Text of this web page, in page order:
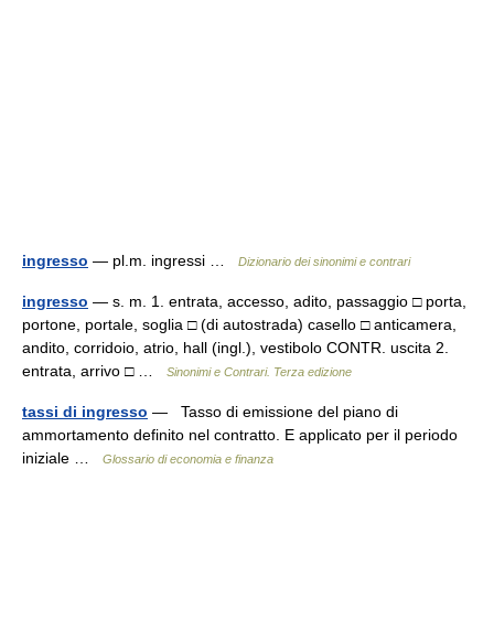
ingresso — pl.m. ingressi … Dizionario dei sinonimi e contrari
ingresso — s. m. 1. entrata, accesso, adito, passaggio □ porta,
portone, portale, soglia □ (di autostrada) casello □ anticamera,
andito, corridoio, atrio, hall (ingl.), vestibolo CONTR. uscita 2.
entrata, arrivo □ …
Sinonimi e Contrari. Terza edizione
tassi di ingresso — Tasso di emissione del piano di
ammortamento definito nel contratto. E applicato per il periodo
iniziale …
Glossario di economia e finanza